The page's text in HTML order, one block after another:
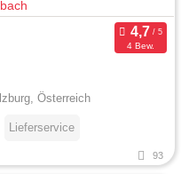
4 Bew.
Österreich
Lieferservice
93